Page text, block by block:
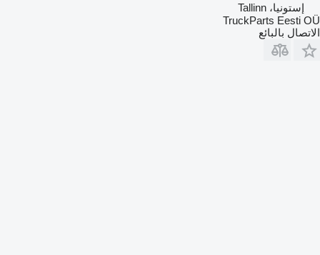
إستونيا، Tallinn
TruckParts Eesti OÜ
الاتصال بالبائع